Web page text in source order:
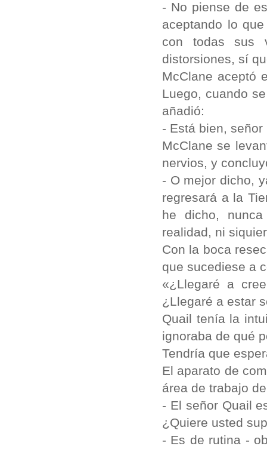
- No piense de
aceptando lo
con todas sus
distorsiones, sí
McClane aceptó
Luego, cuando
añadió:
- Está bien,
McClane se
nervios, y
- O mejor dicho,
regresará a la
he dicho,
realidad, ni
Con la boca
que sucediese a
«¿Llegaré a
¿Llegaré a estar
Quail tenía la
ignoraba de qué
Tendría que
El aparato de
área de trabajo
- El señor Quail
¿Quiere usted
- Es de rutina -